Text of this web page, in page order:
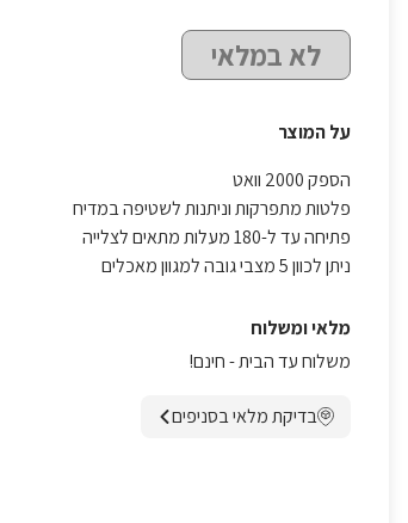
לא במלאי
על המוצר
הספק 2000 וואט
פלטות מתפרקות וניתנות לשטיפה במדיח
פתיחה עד ל-180 מעלות מתאים לצלייה
ניתן לכוון 5 מצבי גובה למגוון מאכלים
מלאי ומשלוח
משלוח עד הבית - חינם!
בדיקת מלאי בסניפים